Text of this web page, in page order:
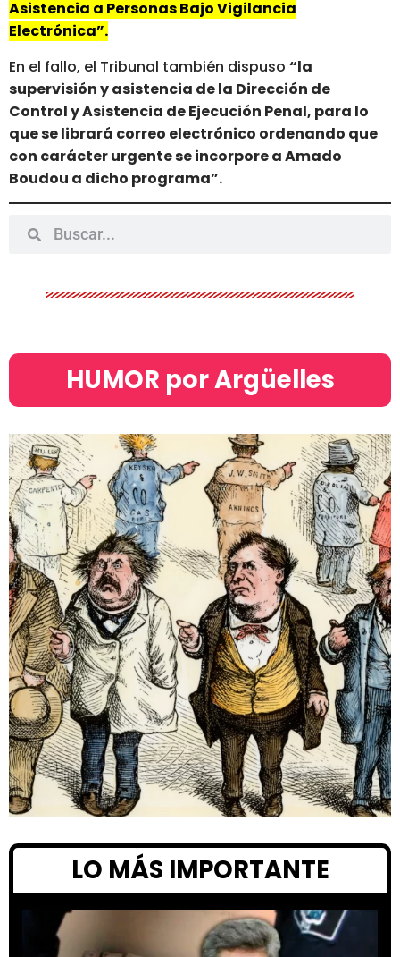
Asistencia a Personas Bajo Vigilancia
Electrónica”.
En el fallo, el Tribunal también dispuso “la
supervisión y asistencia de la Dirección de
Control y Asistencia de Ejecución Penal, para lo
que se librará correo electrónico ordenando que
con carácter urgente se incorpore a Amado
Boudou a dicho programa”.
HUMOR por Argüelles​
LO MÁS IMPORTANTE